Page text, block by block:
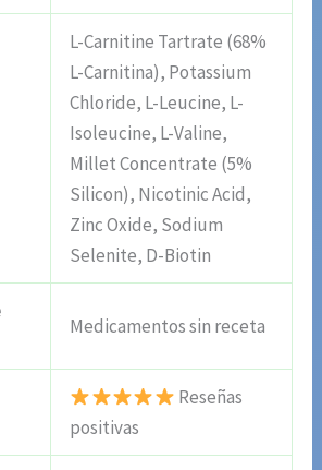
L-Carnitine Tartrate (68%
L-Carnitina), Potassium
Chloride, L-Leucine, L-
Isoleucine, L-Valine,
Millet Concentrate (5%
Silicon), Nicotinic Acid,
Zinc Oxide, Sodium
Selenite, D-Biotin
Medicamentos sin receta
Reseñas
positivas